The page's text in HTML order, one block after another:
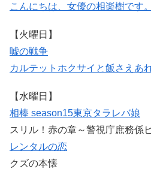
こんにちは、女優の相楽樹です。
【火曜日】
嘘の戦争
カルテット ホクサイと飯さえあ
【水曜日】
相棒 season15東京タラレバ娘
スリル！赤の章～警視庁庶務係
レンタルの恋
クズの本懐